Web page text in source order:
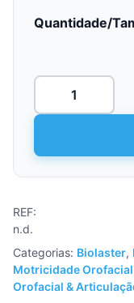
Quantidade/
Quantidade
Cross
REF:
n.d.
Categorias: Biolaster,
Motricidade
Orofacial &